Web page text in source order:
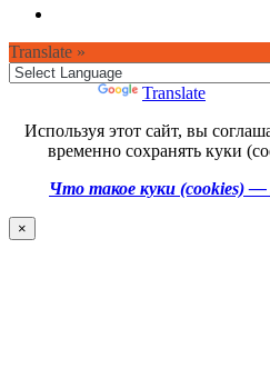
Translate »
Translate
Используя этот сайт, вы
временно сохранять куки
Что такое куки (cookies)
×